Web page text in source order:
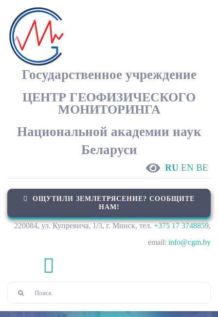
content
Государственное учреждение
ЦЕНТР ГЕОФИЗИЧЕСКОГО
МОНИТОРИНГА
Национальной академии наук
Беларуси
BE
EN
RU
ОЩУТИЛИ ЗЕМЛЕТРЯСЕНИЕ? СООБЩИТЕ
НАМ!
220084, ул. Купревича, 1/3, г. Минск, тел.+375 17 3748859,
email: info@cgm.by
Toggle
Navigation
Результат